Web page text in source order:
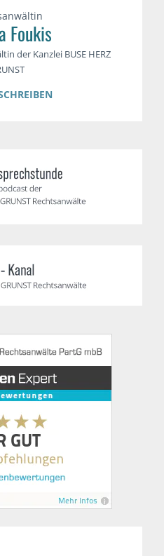
Foukis
der Kanzlei BUSE HERZ